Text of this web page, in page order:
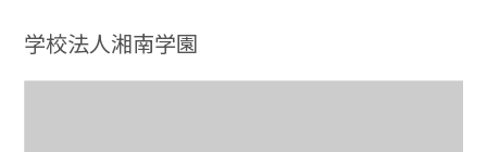
学校法人湘南学園